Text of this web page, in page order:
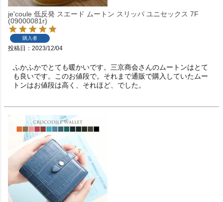
je'coule 低反発 スエード ムートン スリッパ ユニセックス 7F
(09000081r)
購入者
投稿日 2023/12/04
ふかふかでとても暖かいです。三京商会さんのムートンはとて
も良いです。このお値段で。それまで通販で購入していたムー
トンはお値段は高く、それほど、でした。